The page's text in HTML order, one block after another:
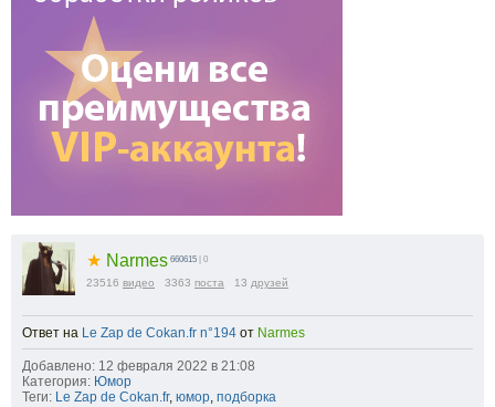
★ Narmes 660615 | 0
23516 видео 3363 поста 13 друзей
Ответ на Le Zap de Cokan.fr n°194 от Narmes
Добавлено: 12 февраля 2022 в 21:08
Категория: Юмор
Теги: Le Zap de Cokan.fr, юмор, подборка